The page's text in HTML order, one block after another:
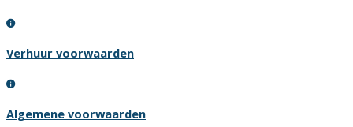
Verhuur voorwaarden
Algemene voorwaarden